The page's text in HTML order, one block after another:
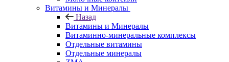
Витамины и Минералы
Назад
Витамины и Минералы
Витаминно-минеральные комплексы
Отдельные витамины
Отдельные минералы